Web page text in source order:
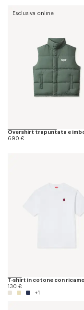
Esclusiva online
690 €
130 €
+1